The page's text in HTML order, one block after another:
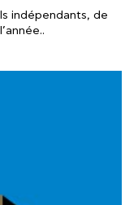
indépendants, de